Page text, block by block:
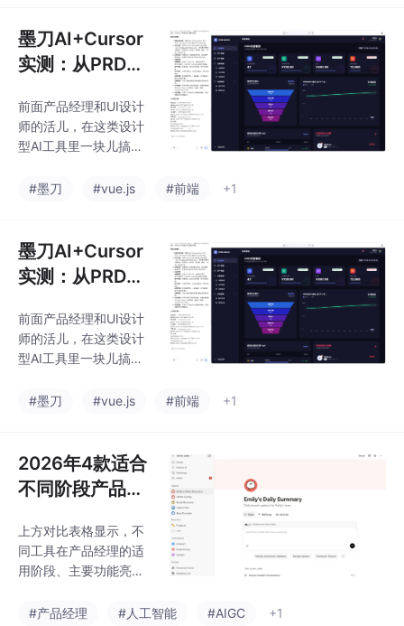
开发、设计、
些编码层面的东西。国
内开发者不管是接私活
还是小团队，不用只盯
一个偏业务/界面的国产
AI工具，配一个像Curs
or这样的代码模型，我
较高的搭配。
墨刀AI+Cursor
实测：从PRD到
斗图比前端手写
还稳
前面产品经理和UI设计
师的活儿，在这类设计
型AI工具里一块儿搞定
搭前端工程一条龙。Cu
些编码层面的东西。国
内开发者不管是接私活
还是小团队，不用只盯
一个偏业务/界面的国产
AI工具，配一个像Curs
or这样的代码模型，我
较高的搭配。
#墨刀 #vue.js #前端 +1
墨刀AI+Cursor
实测：从PRD到
斗图比前端手写
还稳
前面产品经理和UI设计
师的活儿，在这类设计
型AI工具里一块儿搞定
搭前端工程一条龙。Cu
些编码层面的东西。国
内开发者不管是接私活
还是小团队，不用只盯
一个偏业务/界面的国产
AI工具，配一个像Curs
or这样的代码模型，我
较高的搭配。
#墨刀 #vue.js #前端 +1
2026年4款适合
不同阶段产品经
体和AI工具
上方对比表格显示，不
同工具在产品经理的适
用阶段、主要功能亮
难度方面都有着明显的
#产品经理 #人工智能 #AIGC +1